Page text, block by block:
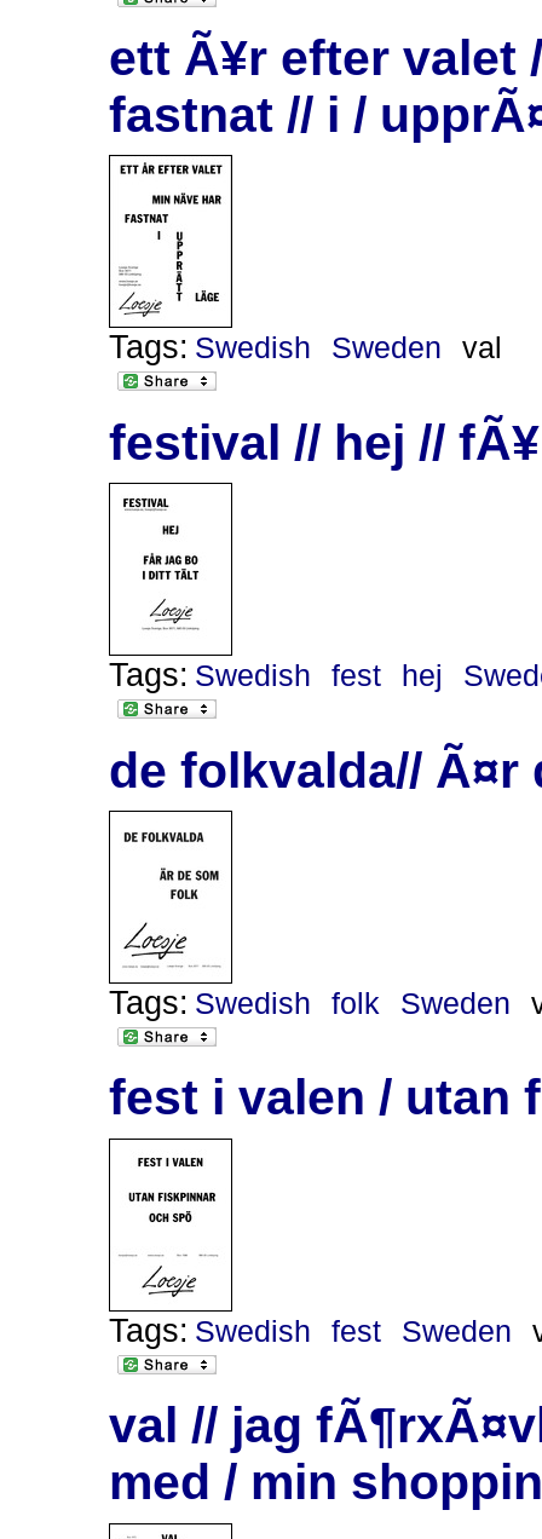
ett Ã¥r efter valet
fastnat // i /
Tags: Swedish Sweden val
festival // hej //
Tags: Swedish fest hej
de folkvalda// Ã¤r
Tags: Swedish folk Sweden
fest i valen / utan
Tags: Swedish fest Sweden
val // jag
med / min